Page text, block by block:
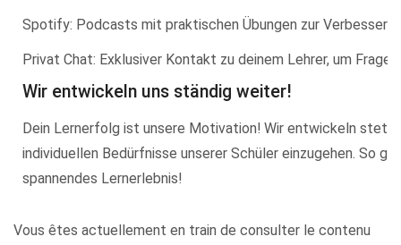
Spotify: Podcasts mit praktischen Übungen zur
Privat Chat: Exklusiver Kontakt zu deinem Lehrer, um Fragen
Wir entwickeln uns ständig weiter!
Dein Lernerfolg ist unsere Motivation! Wir entwickeln stetig
individuellen Bedürfnisse unserer Schüler einzugehen. So
spannendes Lernerlebnis!
Vous êtes actuellement en train de consulter le contenu